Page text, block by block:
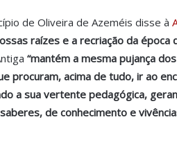
de Oliveira de Azeméis disse à
raízes e a recriação da época
“mantém a mesma pujança
procuram, acima de tudo, ir ao
a sua vertente pedagógica,
de conhecimento e